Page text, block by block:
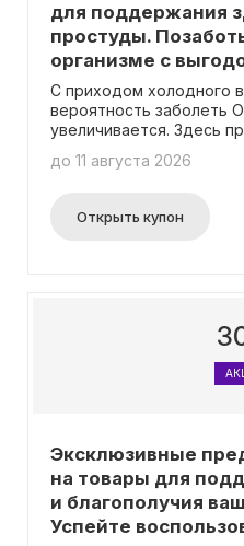
для поддержания
простуды.
организме с
С приходом холодного
вероятность заболеть
увеличивается. Здесь
заботиться о своем
до 11 августа 2026
Открыть купон
Эксклюзивные
на товары для
и благополучия
Успейте